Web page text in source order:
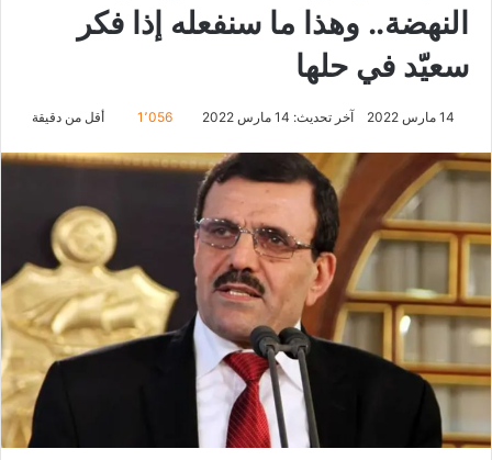
النهضة.. وهذا ما سنفعله إذا فكر
سعيّد في حلها
14 مارس 2022 آخر تحديث: 14 مارس 2022 1٬056 أقل من دقيقة